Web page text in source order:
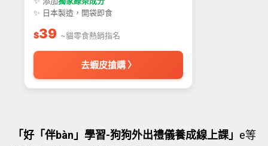
✨ 日本製造，開袋即食
$39 ~貓零食熱銷指名
去蝦皮搶購 〉
「好「伴bàn」學習-狗狗外出禮儀養成線上課」 e等